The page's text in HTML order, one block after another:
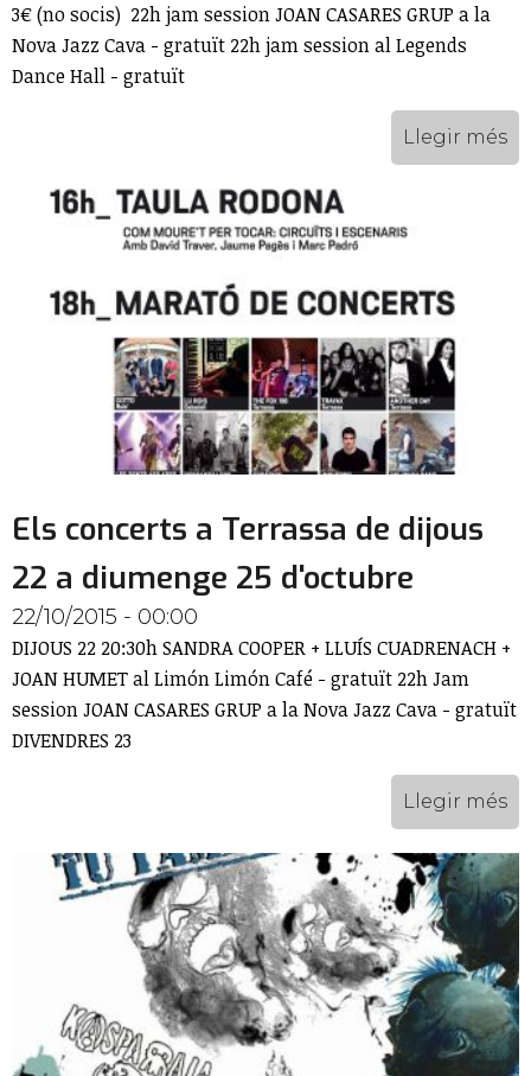
3€ (no socis) 22h jam session JOAN CASARES GRUP a la
Nova Jazz Cava - gratuït 22h jam session al Legends
Dance Hall - gratuït
Llegir més
Els concerts a Terrassa de dijous
22 a diumenge 25 d'octubre
22/10/2015 - 00:00
DIJOUS 22 20:30h SANDRA COOPER + LLUÍS CUADRENACH +
JOAN HUMET al Limón Limón Café - gratuït 22h Jam
session JOAN CASARES GRUP a la Nova Jazz Cava - gratuït
DIVENDRES 23
Llegir més